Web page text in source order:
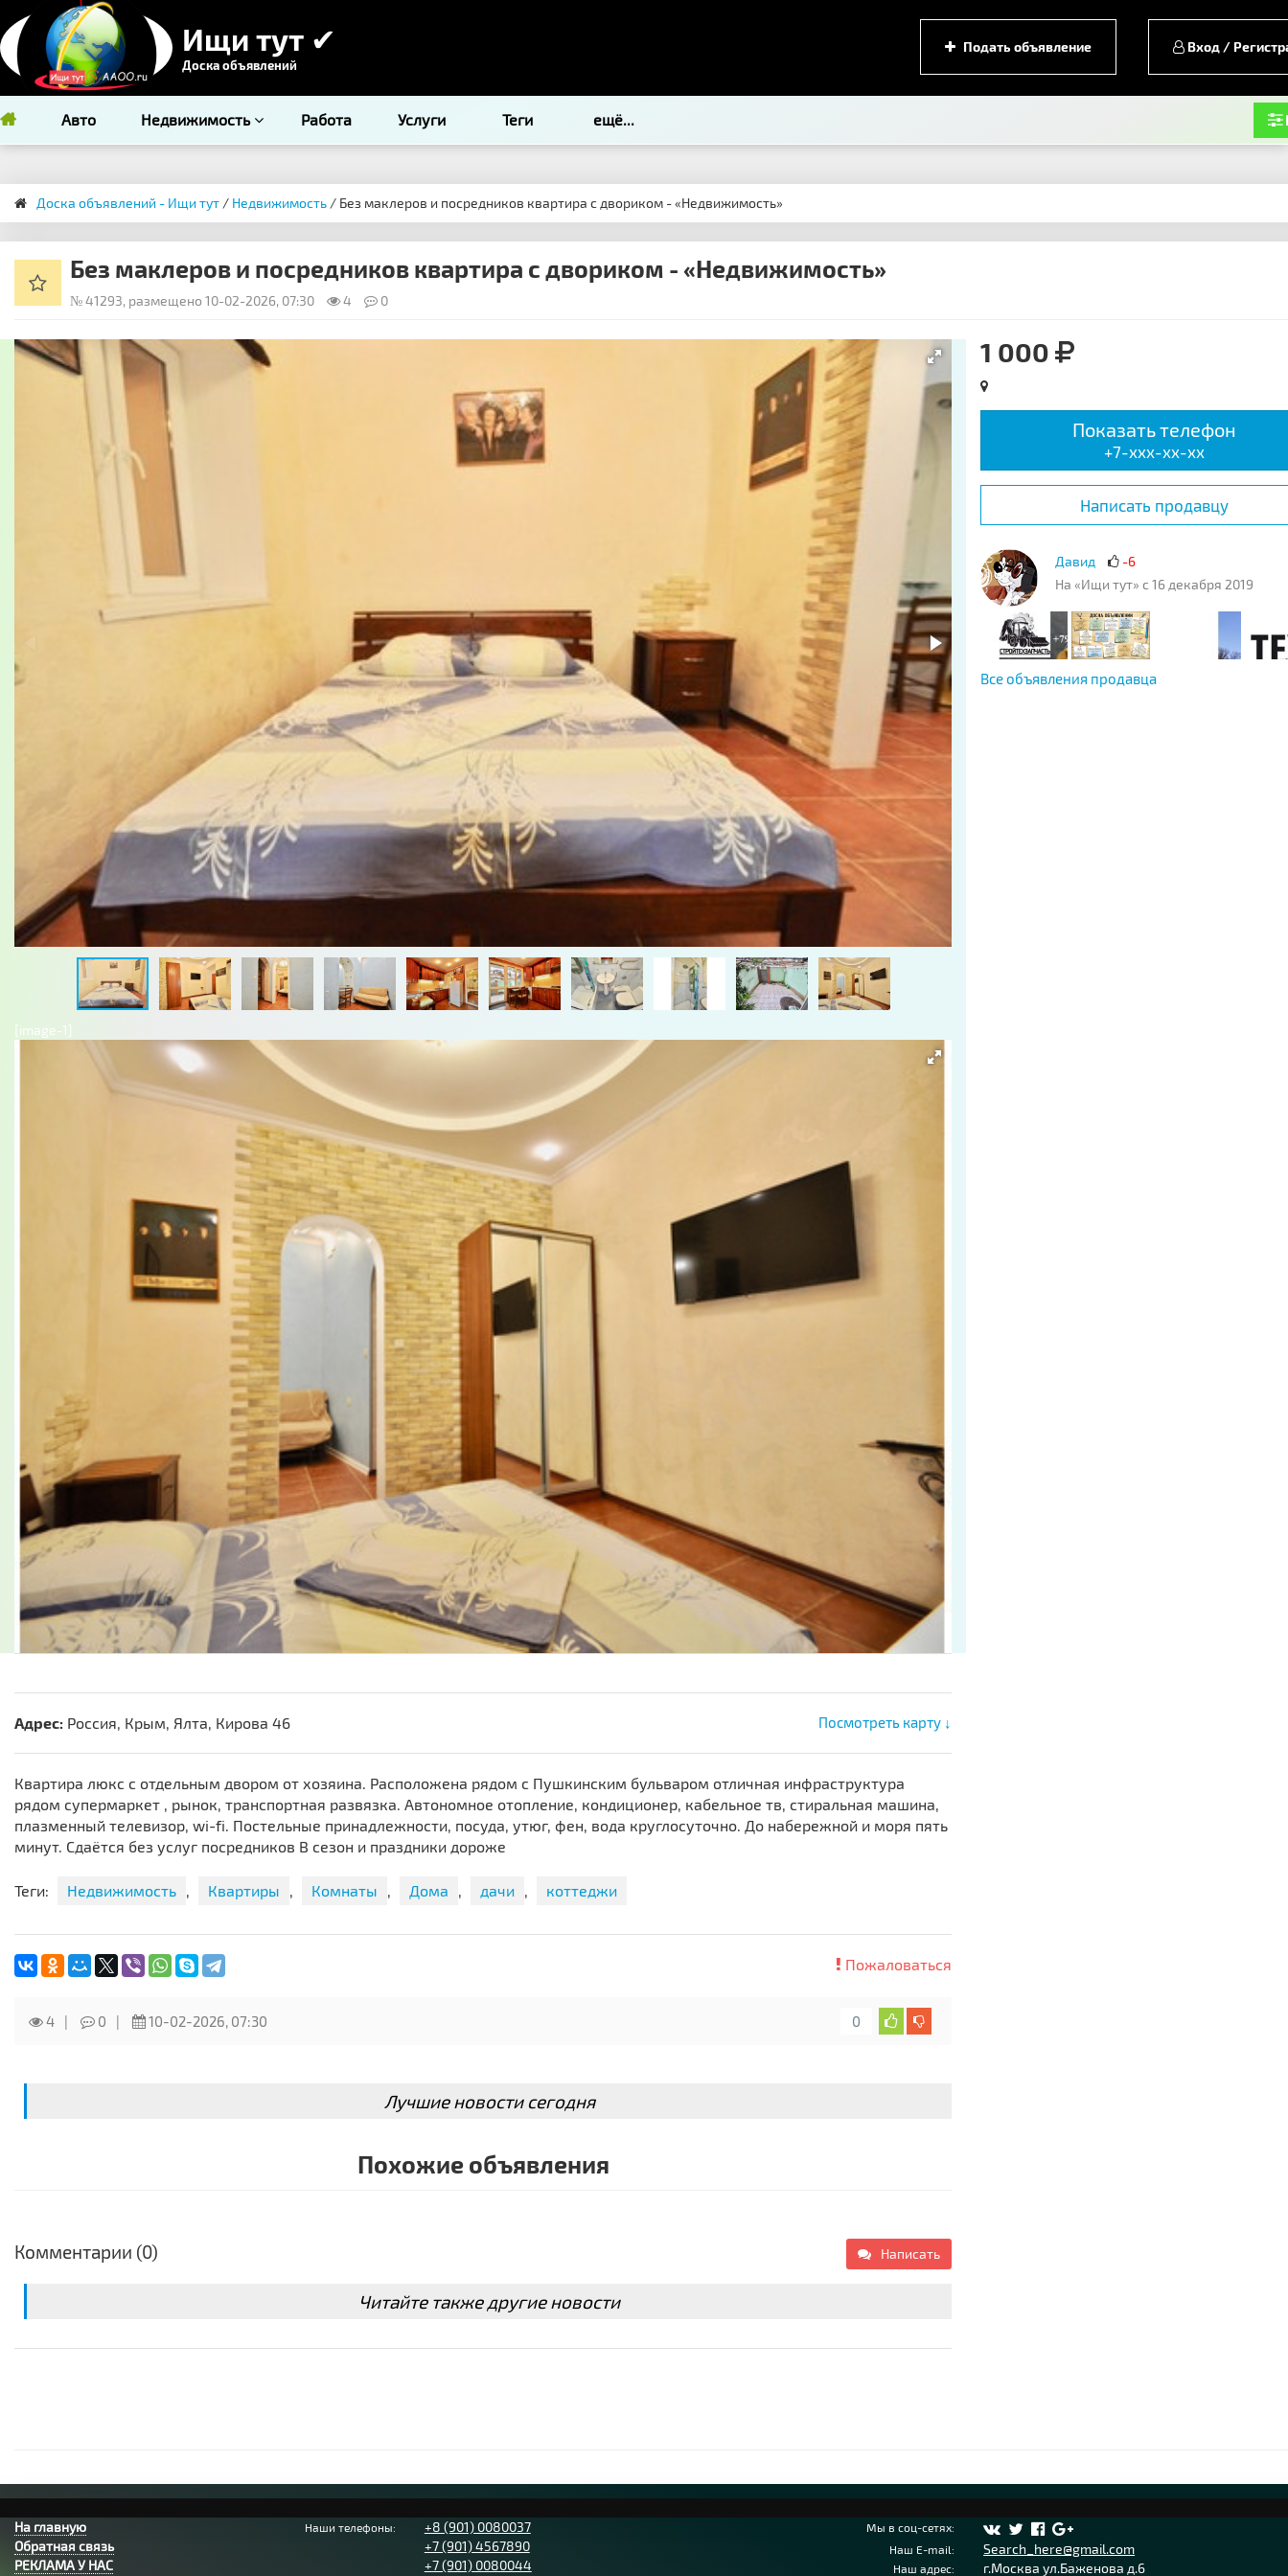
Ищи тут ✔
Доска объявлений
Подать объявление Вход /
Авто Недвижимость Работа Услуги Теги ещё...
Доска объявлений - Ищи тут / Недвижимость / Без маклеров и посредников квартира с двориком - «Недвижимость»
Без маклеров и посредников квартира с двориком - «Недвижимость»
№ 41293, размещено 10-02-2026, 07:30 4 0
[image-1]
1 000
Показать телефон
+7-xxx-xx-xx
Написать продавцу
Давид
-6
На «Ищи тут» с 16 декабря 2019
Все объявления продавца
Адрес: Россия, Крым, Ялта, Кирова 46 Посмотреть карту ↓
Квартира люкс с отдельным двором от хозяина. Расположена рядом с Пушкинским бульваром отличная инфраструктура
рядом супермаркет , рынок, транспортная развязка. Автономное отопление, кондиционер, кабельное тв, стиральная машина,
плазменный телевизор, wi-fi. Постельные принадлежности, посуда, утюг, фен, вода круглосуточно. До набережной и моря пять
минут. Сдаётся без услуг посредников В сезон и праздники дороже
Теги: Недвижимость , Квартиры , Комнаты , Дома , дачи , коттеджи
Пожаловаться
4 0 10-02-2026, 07:30 0
Лучшие новости сегодня
Похожие объявления
Комментарии (0) Написать
Читайте также другие новости
На главную
Обратная связь
РЕКЛАМА У НАС
Наши телефоны:
+8 (901) 0080037
+7 (901) 4567890
+7 (901) 0080044
Мы в соц-сетях:
Наш E-mail:
Search_here@gmail.com
Наш адрес: г.Москва ул.Баженова д.6